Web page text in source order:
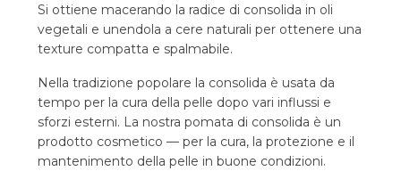
Si ottiene macerando la radice di consolida in oli
vegetali e unendola a cere naturali per ottenere una
texture compatta e spalmabile.
Nella tradizione popolare la consolida è usata da
tempo per la cura della pelle dopo vari influssi e
sforzi esterni. La nostra pomata di consolida è un
prodotto cosmetico — per la cura, la protezione e il
mantenimento della pelle in buone condizioni.